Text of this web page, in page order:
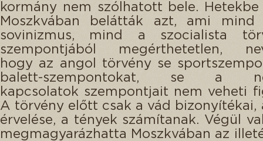
kormány nem szólhatott bele.
Moszkvában belátták azt, ami mind
sovinizmus, mind a szocialista
szempontjából megérthetetlen,
hogy az angol törvény se
balett-szempontokat, se a
kapcsolatok szempontjait nem veheti
A törvény előtt csak a vád bizonyítékai,
érvelése, a tények számítanak. Végül
megmagyarázhatta Moszkvában az